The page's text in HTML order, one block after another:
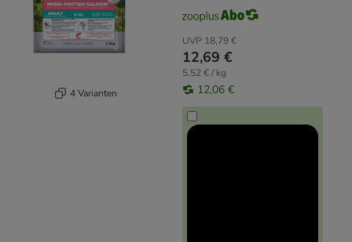
4 Varianten
UVP 18,79 €
12,69 €
5,52 € / kg
12,06 €